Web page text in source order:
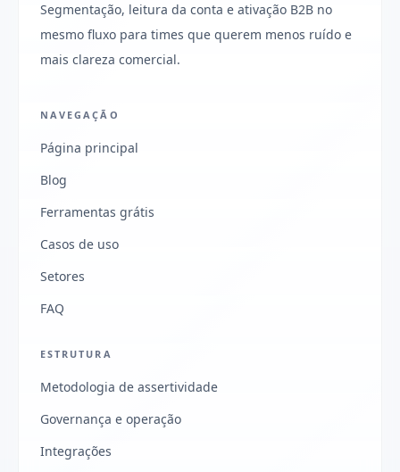
Segmentação, leitura da conta e ativação B2B no
mesmo fluxo para times que querem menos ruído e
mais clareza comercial.
NAVEGAÇÃO
Página principal
Blog
Ferramentas grátis
Casos de uso
Setores
FAQ
ESTRUTURA
Metodologia de assertividade
Governança e operação
Integrações